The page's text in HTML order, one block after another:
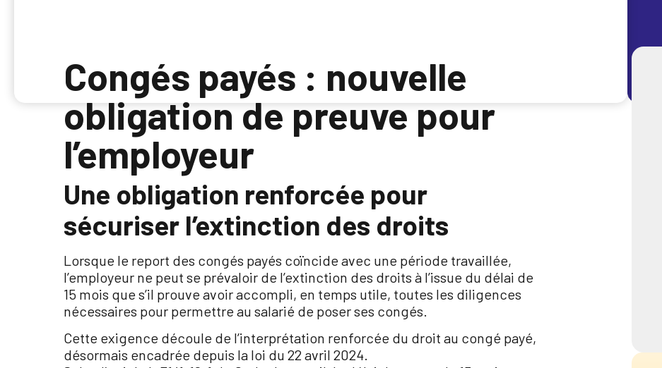
Congés payés : nouvelle
obligation de preuve pour
l’employeur
Une obligation renforcée pour
sécuriser l’extinction des droits
Lorsque le report des congés payés coïncide avec une période travaillée,
l’employeur ne peut se prévaloir de l’extinction des droits à l’issue du délai de
15 mois que s’il prouve avoir accompli, en temps utile, toutes les diligences
nécessaires pour permettre au salarié de poser ses congés.
Cette exigence découle de l’interprétation renforcée du droit au congé payé,
désormais encadrée depuis la loi du 22 avril 2024.